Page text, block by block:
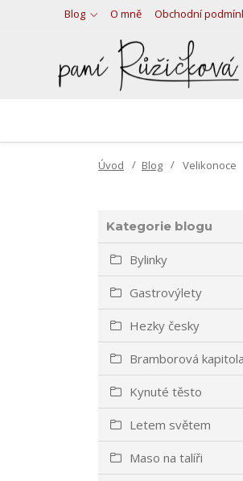
Blog O mně Obchodní
Úvod Blog Velikonoce
Kategorie blogu
Bylinky
Gastrovýlety
Hezky česky
Bramborová kapitola
Kynuté těsto
Letem světem
Maso na talíři